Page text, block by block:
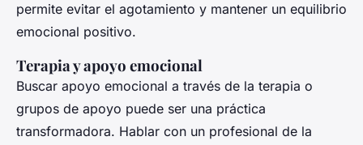
permite evitar el agotamiento y mantener un equilibrio
emocional positivo.
Terapia y apoyo emocional
Buscar apoyo emocional a través de la terapia o
grupos de apoyo puede ser una práctica
transformadora. Hablar con un profesional de la